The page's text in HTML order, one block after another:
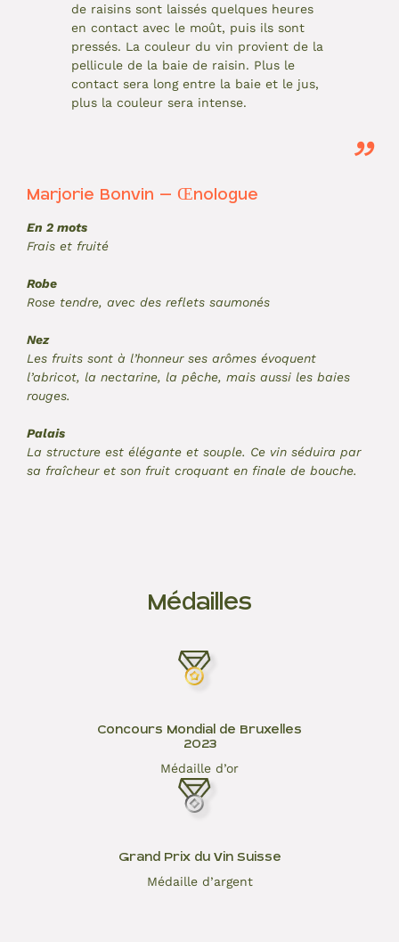
de raisins sont laissés quelques heures
en contact avec le moût, puis ils sont
pressés. La couleur du vin provient de la
pellicule de la baie de raisin. Plus le
contact sera long entre la baie et le jus,
plus la couleur sera intense.
Marjorie Bonvin – Œnologue
En 2 mots
Frais et fruité
Robe
Rose tendre, avec des reflets saumonés
Nez
Les fruits sont à l’honneur ses arômes évoquent
l’abricot, la nectarine, la pêche, mais aussi les baies
rouges.
Palais
La structure est élégante et souple. Ce vin séduira par
sa fraîcheur et son fruit croquant en finale de bouche.
Médailles
Concours Mondial de Bruxelles
2023
Médaille d’or
Grand Prix du Vin Suisse
Médaille d’argent